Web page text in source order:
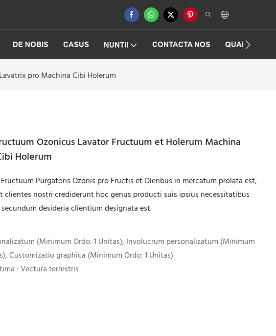
DE NOBIS CASUS NUNTII CONTACTA NOS
pro Machina Cibi Holerum
Ozonicus Lavator Fructuum et Holerum Machina
Holerum
Purgatoris Ozonis pro Fructis et Oleribus in mercatum prolata est,
clientes nostri crediderunt hoc genus producti suis ipsius necessitatibus
desideria clientium designata est.
(Minimum Ordo: 1 Unitas), Involucrum personalizatum (Minimum
Customizatio graphica (Minimum Ordo: 1 Unitas)
· Vectura terrestris